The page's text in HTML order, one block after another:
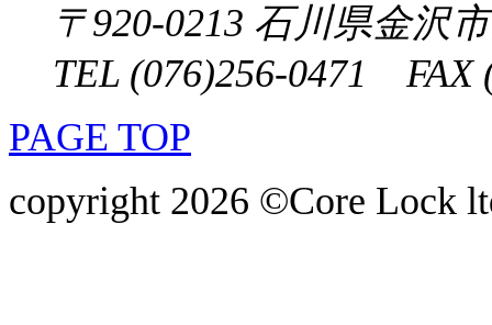
〒920-0213 石川県金沢
TEL (076)256-0471 FAX
PAGE TOP
copyright 2026 ©Core Lock